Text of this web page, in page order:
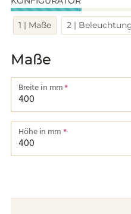
1 | Maße 2 |
Maße
Breite in mm*
Breite von einer Kante bis
Höhe in mm*